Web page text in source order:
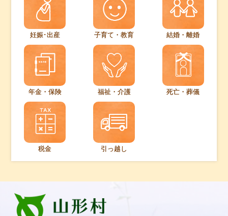
妊娠･出産 子育て・教育 結婚・離婚
年金・保険 福祉・介護 死亡・葬儀
税金 引っ越し